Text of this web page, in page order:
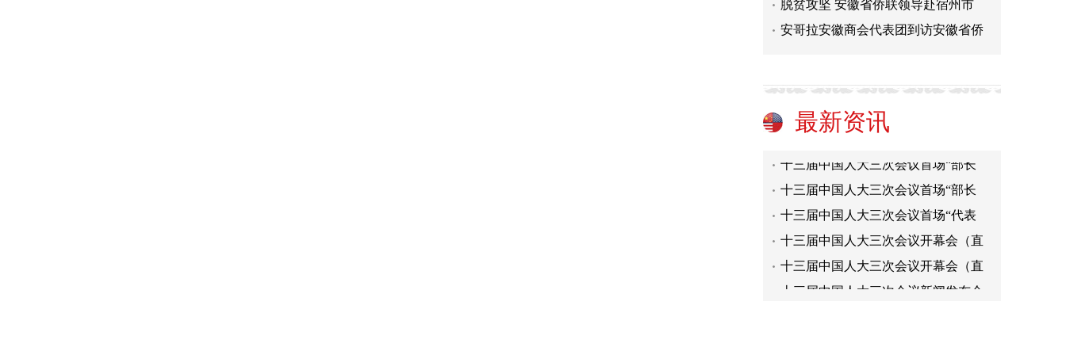
脱贫攻坚 安徽省侨联领导赴宿州市
安哥拉安徽商会代表团到访安徽省侨
最新资讯
人民战“疫”第一集：集中统一领导